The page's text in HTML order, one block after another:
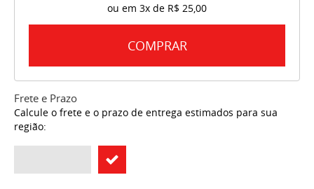
ou em 3x de R$ 25,00
COMPRAR
Frete e Prazo
Calcule o frete e o prazo de entrega estimados para sua
região: